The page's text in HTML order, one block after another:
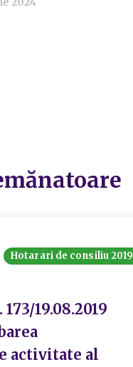
Hotarari de consiliu 2019
19.08.2019
activitate al